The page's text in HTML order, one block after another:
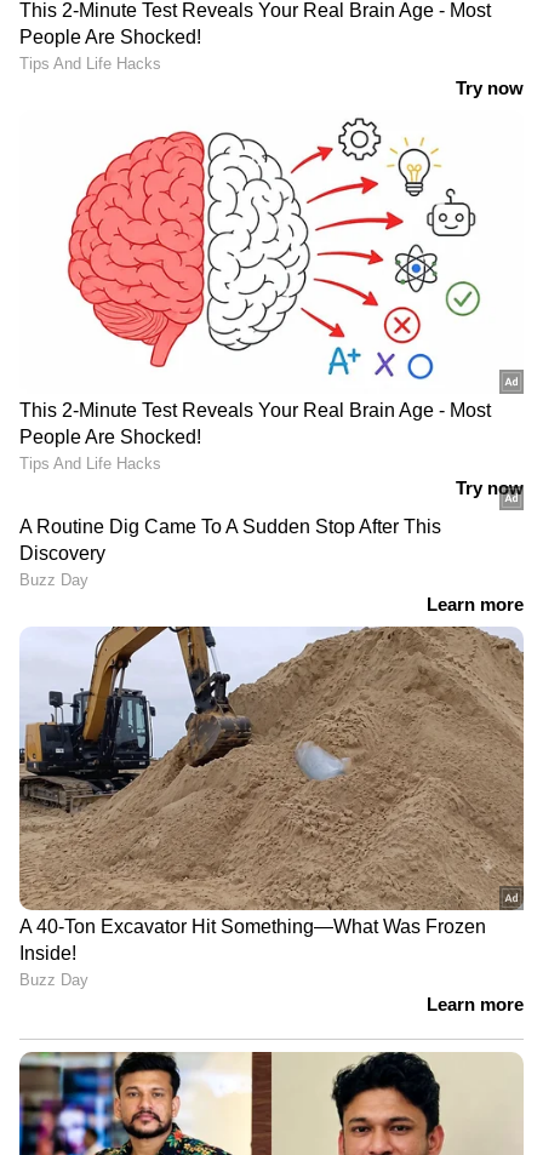
DOWNLOAD APP
RECOMMENDED STORIES
യോഗം നാളെ മുതൽ,
കേരളത്തിലെ
തെരഞ്ഞെടുപ്പ് പരാജയം
ചർച്ച ചെയ്യും
കുട്ടിച്ചാത്തനാണോ എന്ന്
യു പ്രതിഭ,
വെള്ളപ്പള്ളിക്കെതിരെ
നിയമനടപടിക്ക്
അനുമതിയും തേടി മുൻ
എംഎൽഎ
രണ്ടുപേരും പറഞ്ഞത് രണ്ട്
കാര്യം, ചെറിയൊരു
സംശത്തിന് പിന്നാലെ
ആധാർ കാർഡിലെ
വിലാസം പരിശോധിച്ചു;
'കഴുകാൻ പോലും
സമ്മതിക്കില്ല, സൂക്ഷിച്ച്
നേടിയെടുത്ത് കുട്ടിക്കൂട്ടം